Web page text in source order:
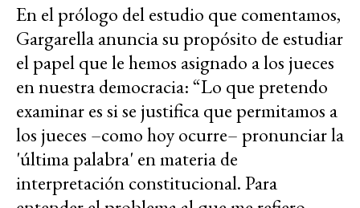
En el prólogo del estudio que comentamos,
Gargarella anuncia su propósito de estudiar
el papel que le hemos asignado a los jueces
en nuestra democracia: “Lo que pretendo
examinar es si se justifica que permitamos a
los jueces –como hoy ocurre– pronunciar la
'última palabra' en materia de
interpretación constitucional. Para